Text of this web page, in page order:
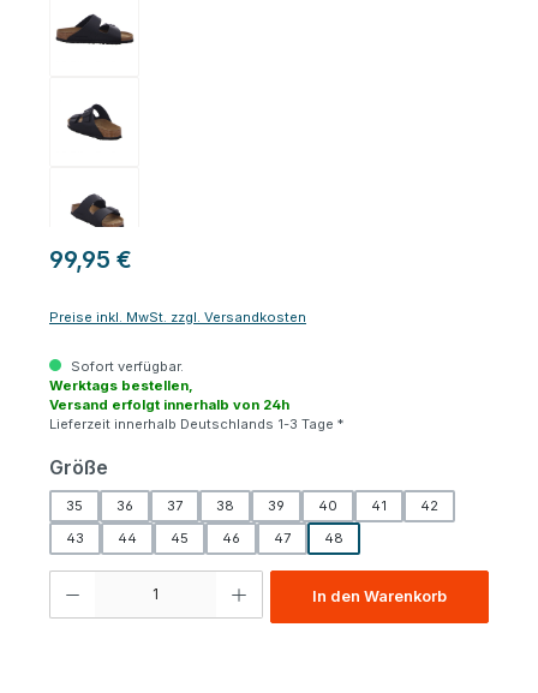
99,95 €
Preise inkl. MwSt. zzgl. Versandkosten
Sofort verfügbar.
Werktags bestellen,
Versand erfolgt innerhalb von 24h
Lieferzeit innerhalb Deutschlands 1-3 Tage *
Größe
35 36 37 38 39 40 41
42
43
44 45 46 47 48
Produkt Anzahl: Gib den gewünschten Wert ein oder benutze die
In den Warenkorb